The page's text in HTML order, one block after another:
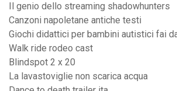
Il genio dello streaming shadowhunters
Canzoni napoletane antiche testi
Giochi didattici per bambini autistici fai
Walk ride rodeo cast
Blindspot 2 x 20
La lavastoviglie non scarica acqua